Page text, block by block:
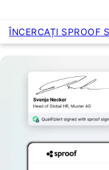
ÎNCERCAȚI SPROOF